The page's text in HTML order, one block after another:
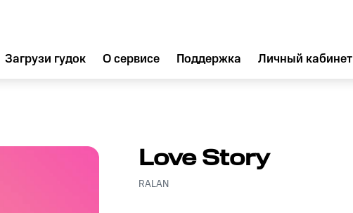
Загрузи гудок О сервисе Поддержка Личный кабинет
Love Story
RALAN